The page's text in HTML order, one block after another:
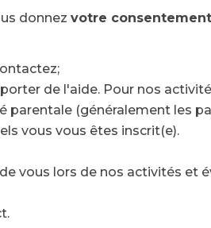
donnez votre consentement
de l'aide. Pour nos
parentale (généralement les
vous vous êtes inscrit(e).
vous lors de nos activités et